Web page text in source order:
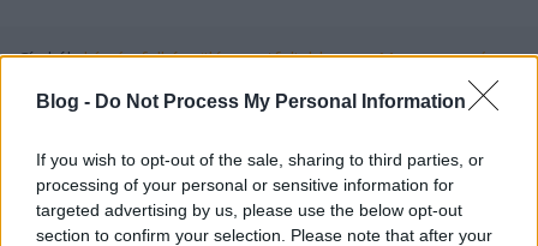
Blog - Do Not Process My Personal Information
If you wish to opt-out of the sale, sharing to third parties, or
processing of your personal or sensitive information for
targeted advertising by us, please use the below opt-out
section to confirm your selection. Please note that after your
Címkék:bírság felkészülés portfolioblogger Magyarország
Ajánlott bejegyzések: